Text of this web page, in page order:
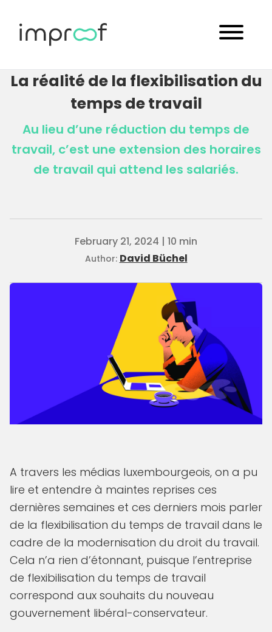
La réalité de la flexibilisation du
temps de travail
Au lieu d’une réduction du temps de
travail, c’est une extension des horaires
de travail qui attend les salariés.
February 21, 2024 | 10 min
Author: David Büchel
A travers les médias luxembourgeois, on a pu
lire et entendre à maintes reprises ces
dernières semaines et ces derniers mois parler
de la flexibilisation du temps de travail dans le
cadre de la modernisation du droit du travail.
Cela n’a rien d’étonnant, puisque l’entreprise
de flexibilisation du temps de travail
correspond aux souhaits du nouveau
gouvernement libéral-conservateur.